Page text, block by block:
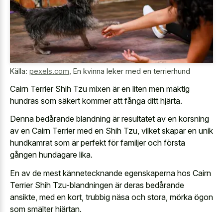
Källa: pexels.com En kvinna leker med en terrierhund
Cairn Terrier Shih Tzu mixen är en liten men mäktig
hundras som säkert kommer att fånga ditt hjärta.
Denna bedårande blandning är resultatet av en korsning
av en Cairn Terrier med en Shih Tzu, vilket skapar en unik
hundkamrat som är perfekt för familjer och första
gången hundägare lika.
En av de mest kännetecknande egenskaperna hos Cairn
Terrier Shih Tzu-blandningen är deras bedårande
ansikte, med en kort, trubbig näsa och stora, mörka ögon
som smälter hjärtan.